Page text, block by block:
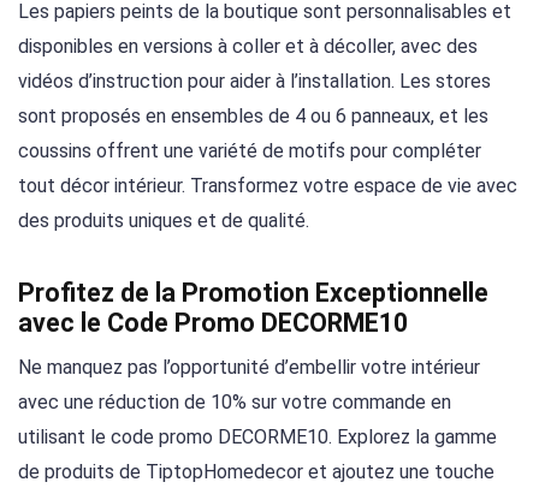
Les papiers peints de la boutique sont personnalisables et
disponibles en versions à coller et à décoller, avec des
vidéos d’instruction pour aider à l’installation. Les stores
sont proposés en ensembles de 4 ou 6 panneaux, et les
coussins offrent une variété de motifs pour compléter
tout décor intérieur. Transformez votre espace de vie avec
des produits uniques et de qualité.
Profitez de la Promotion Exceptionnelle
avec le Code Promo DECORME10
Ne manquez pas l’opportunité d’embellir votre intérieur
avec une réduction de 10% sur votre commande en
utilisant le code promo DECORME10. Explorez la gamme
de produits de TiptopHomedecor et ajoutez une touche